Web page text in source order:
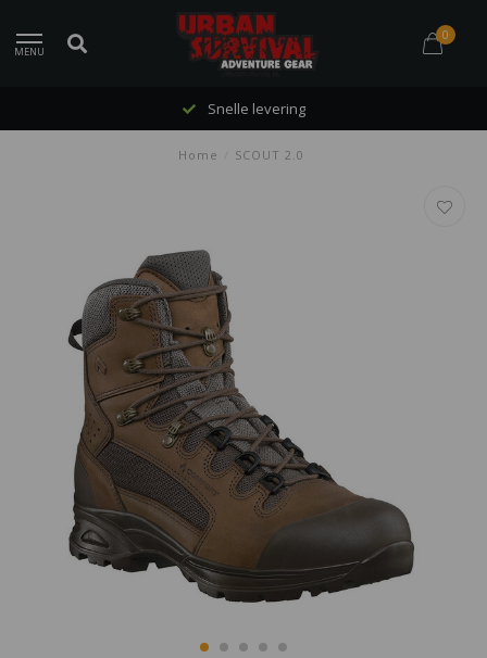
MENU
0
Snelle levering
Home SCOUT 2.0